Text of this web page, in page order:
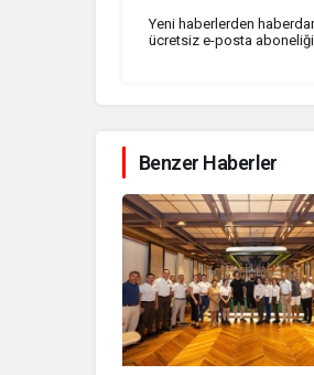
Yeni haberlerden
ücretsiz e-posta
Benzer Haberler